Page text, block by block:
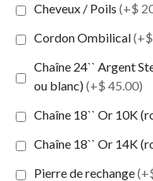
Cheveux / Poils (+$
Cordon Ombilical
Chaîne 24`` Argent
ou blanc)(+$ 45.00)
Chaîne 18`` Or 10K
Chaîne 18`` Or 14K
Pierre de rechange